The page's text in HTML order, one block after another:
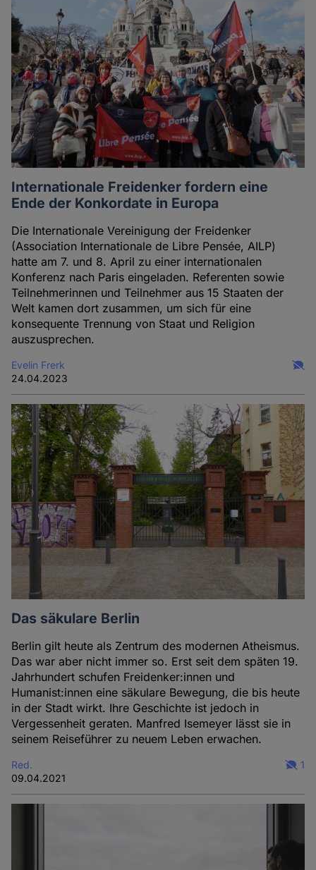
Internationale Freidenker fordern eine
Ende der Konkordate in Europa
Die Internationale Vereinigung der Freidenker
(Association Internationale de Libre Pensée, AILP)
hatte am 7. und 8. April zu einer internationalen
Konferenz nach Paris eingeladen. Referenten sowie
Teilnehmerinnen und Teilnehmer aus 15 Staaten der
Welt kamen dort zusammen, um sich für eine
konsequente Trennung von Staat und Religion
auszusprechen.
Evelin Frerk
24.04.2023
Das säkulare Berlin
Berlin gilt heute als Zentrum des modernen Atheismus.
Das war aber nicht immer so. Erst seit dem späten 19.
Jahrhundert schufen Freidenker:innen und
Humanist:innen eine säkulare Bewegung, die bis heute
in der Stadt wirkt. Ihre Geschichte ist jedoch in
Vergessenheit geraten. Manfred Isemeyer lässt sie in
seinem Reiseführer zu neuem Leben erwachen.
Red.
09.04.2021
1